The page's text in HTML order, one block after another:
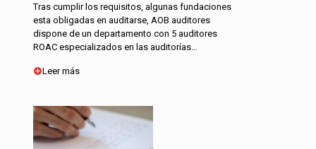
Tras cumplir los requisitos, algunas fundaciones
esta obligadas en auditarse, AOB auditores
dispone de un departamento con 5 auditores
ROAC especializados en las auditorías…
Leer más